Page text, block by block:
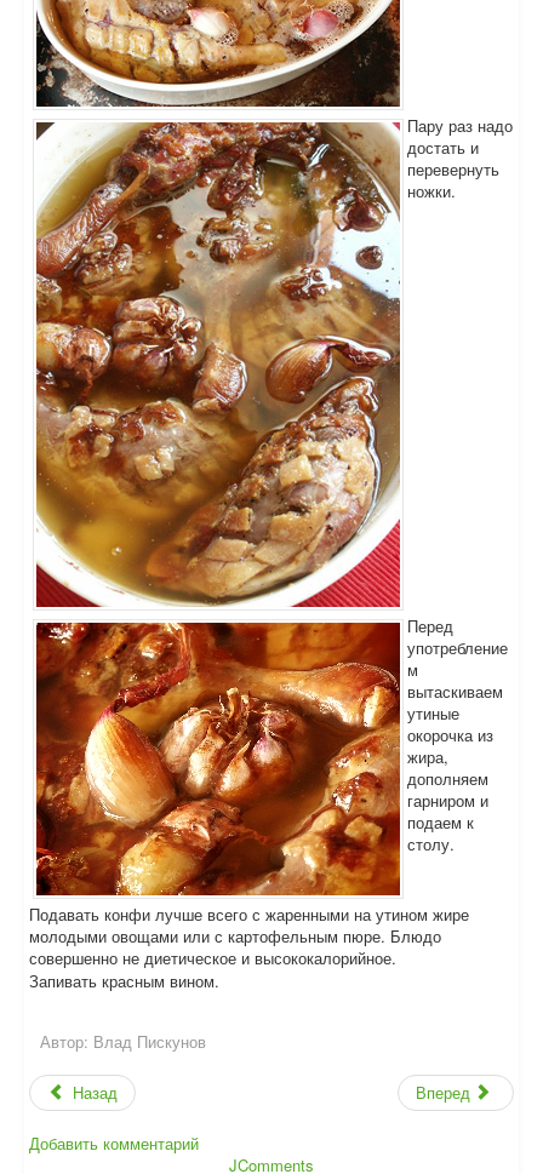
Пару раз надо
достать и
перевернуть
ножки.
Перед
употребление
м
вытаскиваем
утиные
окорочка из
жира,
дополняем
гарниром и
подаем к
столу.
Подавать конфи лучше всего с жаренными на утином жире
молодыми овощами или с картофельным пюре. Блюдо
совершенно не диетическое и высококалорийное.
Запивать красным вином.
Автор: Влад Пискунов
Назад Вперед
Добавить комментарий
JComments